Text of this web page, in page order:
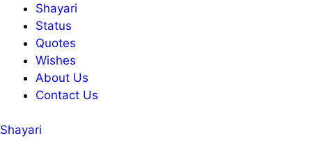
Shayari
Status
Quotes
Wishes
About Us
Contact Us
Shayari